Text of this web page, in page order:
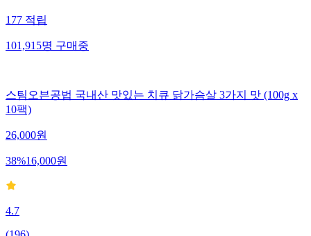
177 적립
101,915명 구매중
스팀오븐공법 국내산 맛있는 치큐 닭가슴살 3가지 맛 (100g x
10팩)
26,000원
38%16,000원
4.7